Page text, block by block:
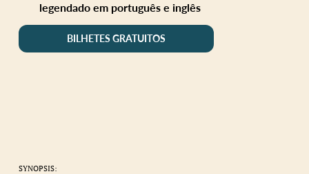
legendado em português e inglês
BILHETES GRATUITOS
SYNOPSIS: